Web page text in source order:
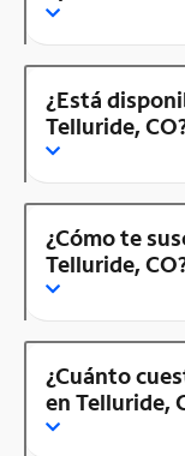
¿Está
Telluride,
¿Cómo te
Telluride,
¿Cuánto
en Telluride,